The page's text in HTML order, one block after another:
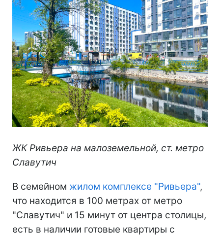
ЖК Ривьера на малоземельной, ст. метро
Славутич
В семейном жилом комплексе "Ривьера",
что находится в 100 метрах от метро
"Славутич" и 15 минут от центра столицы,
есть в наличии готовые квартиры с